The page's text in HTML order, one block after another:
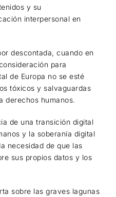
y su
interpersonal en
descontada, cuando en
para
de Europa no se esté
tóxicos y salvaguardas
derechos humanos.
de una transición digital
y la soberanía digital
necesidad de que las
sus propios datos y los
sobre las graves lagunas